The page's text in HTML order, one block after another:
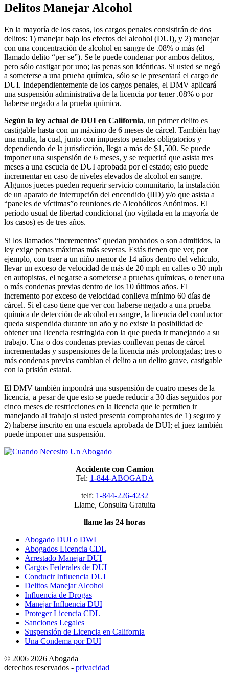
Delitos Manejar Alcohol
En la mayoría de los casos, los cargos penales consistirán de dos
delitos: 1) manejar bajo los efectos del alcohol (DUI), y 2) manejar
con una concentración de alcohol en sangre de .08% o más (el
llamado delito “per se”). Se le puede condenar por ambos delitos,
pero sólo castigar por uno; las penas son idénticas. Si usted se negó
a someterse a una prueba química, sólo se le presentará el cargo de
DUI. Independientemente de los cargos penales, el DMV aplicará
una suspensión administrativa de la licencia por tener .08% o por
haberse negado a la prueba química.
Según la ley actual de DUI en California, un primer delito es
castigable hasta con un máximo de 6 meses de cárcel. También hay
una multa, la cual, junto con impuestos penales obligatorios y
dependiendo de la jurisdicción, llega a más de $1,500. Se puede
imponer una suspensión de 6 meses, y se requerirá que asista tres
meses a una escuela de DUI aprobada por el estado; esto puede
incrementar en caso de niveles elevados de alcohol en sangre.
Algunos jueces pueden requerir servicio comunitario, la instalación
de un aparato de interrupción del encendido (IID) y/o que asista a
“paneles de víctimas”o reuniones de Alcohólicos Anónimos. El
periodo usual de libertad condicional (no vigilada en la mayoría de
los casos) es de tres años.
Si los llamados “incrementos” quedan probados o son admitidos, la
ley exige penas máximas más severas. Estás tienen que ver, por
ejemplo, con traer a un niño menor de 14 años dentro del vehículo,
llevar un exceso de velocidad de más de 20 mph en calles o 30 mph
en autopistas, el negarse a someterse a pruebas químicas, o tener una
o más condenas previas dentro de los 10 últimos años. El
incremento por exceso de velocidad conlleva mínimo 60 días de
cárcel. Si el caso tiene que ver con haberse negado a una prueba
química de detección de alcohol en sangre, la licencia del conductor
queda suspendida durante un año y no existe la posibilidad de
obtener una licencia restringida con la que pueda ir manejando a su
trabajo. Una o dos condenas previas conllevan penas de cárcel
incrementadas y suspensiones de la licencia más prolongadas; tres o
más condenas previas cambian el delito a un delito grave, castigable
con la prisión estatal.
El DMV también impondrá una suspensión de cuatro meses de la
licencia, a pesar de que esto se puede reducir a 30 días seguidos por
cinco meses de restricciones en la licencia que le permiten ir
manejando al trabajo si usted presenta comprobantes de 1) seguro y
2) haberse inscrito en una escuela aprobada de DUI; el juez también
puede imponer una suspensión.
Accidente con Camion
Tel: 1-844-ABOGADA
telf: 1-844-226-4232
Llame, Consulta Gratuita
llame las 24 horas
Abogado DUI o DWI
Abogados Licencia CDL
Arrestado Manejar DUI
Cargos Federales de DUI
Conducir Influencia DUI
Delitos Manejar Alcohol
Influencia de Drogas
Manejar Influencia DUI
Proteger Licencia CDL
Sanciones Legales
Suspensión de Licencia en California
Una Condema por DUI
© 2006 2026 Abogada
derechos reservados - privacidad